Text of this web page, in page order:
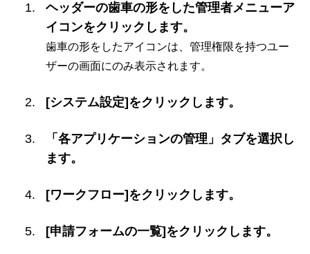
ヘッダーの歯車の形をした管理者メニューア
イコンをクリックします。
歯車の形をしたアイコンは、管理権限を持つユー
ザーの画面にのみ表示されます。
[システム設定]をクリックします。
「各アプリケーションの管理」タブを選択し
ます。
[ワークフロー]をクリックします。
[申請フォームの一覧]をクリックします。